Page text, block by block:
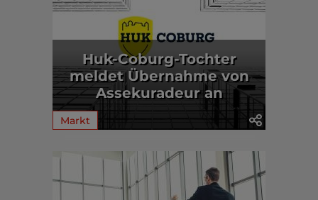
Huk-Coburg-Tochter
meldet Übernahme von
Assekuradeur an
Markt